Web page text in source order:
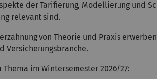
der Tarifierung, Modellierung und
relevant sind.
von Theorie und Praxis
Versicherungsbranche.
Thema im Wintersemester 2026/27: